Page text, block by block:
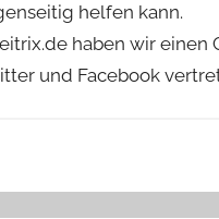
helfen kann.
haben wir einen
und Facebook